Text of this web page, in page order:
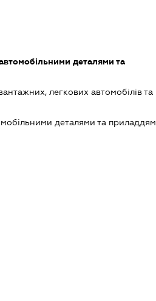
деталями та
легкових автомобілів та
деталями та приладдям